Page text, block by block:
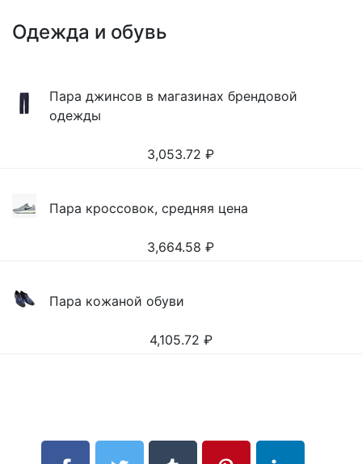
Одежда и обувь
Пара джинсов в магазинах брендовой
одежды
3,053.72 ₽
Пара кроссовок, средняя цена
3,664.58 ₽
Пара кожаной обуви
4,105.72 ₽